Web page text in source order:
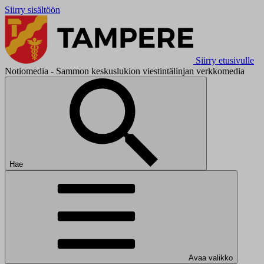
Siirry sisältöön
Siirry etusivulle
Notiomedia - Sammon keskuslukion viestintälinjan verkkomedia
Hae
Avaa valikko